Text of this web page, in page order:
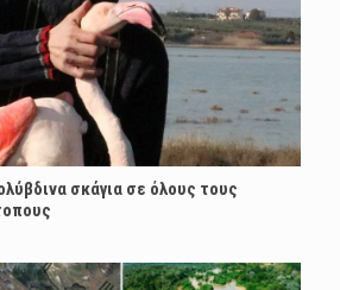
σκάγια σε όλους τους